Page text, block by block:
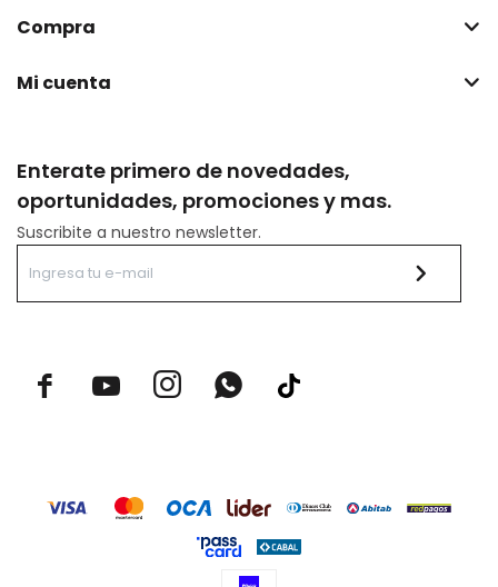
Enterate primero de novedades,
oportunidades, promociones y mas.
Suscribite a nuestro newsletter.
  
Compra
Mi cuenta